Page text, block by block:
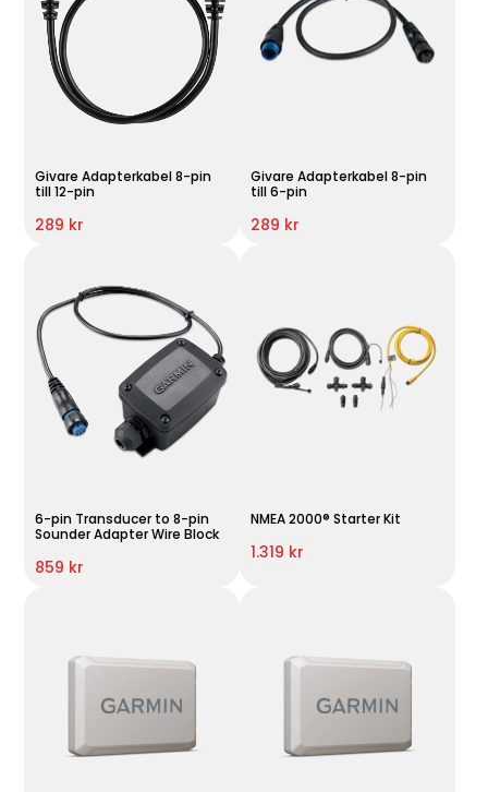
Givare Adapterkabel 8-pin
till 12-pin
289 kr
Givare Adapterkabel 8-pin
till 6-pin
289 kr
6-pin Transducer to 8-pin
Sounder Adapter Wire Block
859 kr
NMEA 2000® Starter Kit
1.319 kr